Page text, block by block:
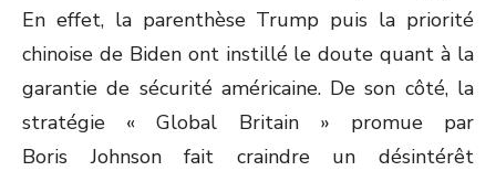
En effet, la parenthèse Trump puis la priorité
chinoise de Biden ont instillé le doute quant à la
garantie de sécurité américaine. De son côté, la
stratégie « Global Britain » promue par
Boris Johnson fait craindre un désintérêt